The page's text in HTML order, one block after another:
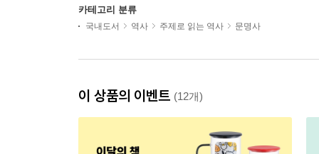
카테고리 분류
국내도서 역사 주제로 읽는 역사 문명사
이 상품의 이벤트 (12개)